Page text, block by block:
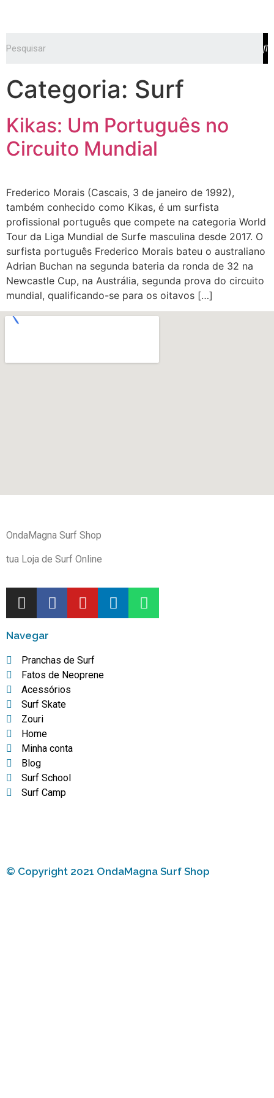
Categoria: Surf
Kikas: Um Português no
Circuito Mundial
Frederico Morais (Cascais, 3 de janeiro de 1992),
também conhecido como Kikas, é um surfista
profissional português que compete na categoria World
Tour da Liga Mundial de Surfe masculina desde 2017. O
surfista português Frederico Morais bateu o australiano
Adrian Buchan na segunda bateria da ronda de 32 na
Newcastle Cup, na Austrália, segunda prova do circuito
mundial, qualificando-se para os oitavos […]
OndaMagna Surf Shop
tua Loja de Surf Online
Navegar
Pranchas de Surf
Fatos de Neoprene
Acessórios
Surf Skate
Zouri
Home
Minha conta
Blog
Surf School
Surf Camp
© Copyright 2021 OndaMagna Surf Shop